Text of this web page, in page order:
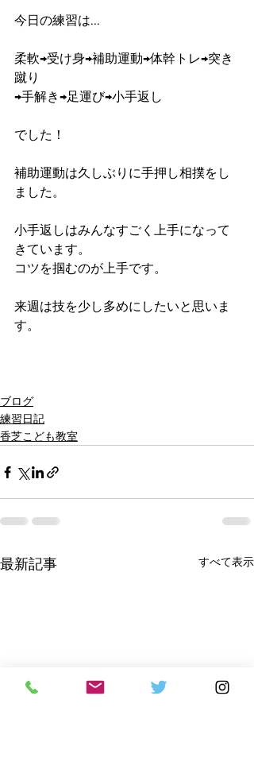
今日の練習は...
柔軟→受け身→補助運動→体幹トレ→突き
蹴り
→手解き→足運び→小手返し
でした！
補助運動は久しぶりに手押し相撲をし
ました。
小手返しはみんなすごく上手になって
きています。
コツを掴むのが上手です。
来週は技を少し多めにしたいと思いま
す。
ブログ
練習日記
香芝こども教室
最新記事 すべて表示